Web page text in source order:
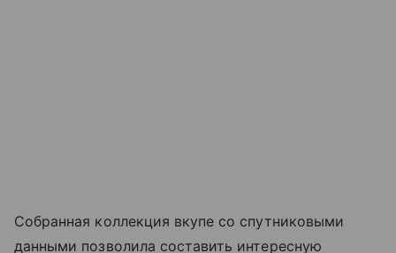
Собранная коллекция вкупе со спутниковыми
данными позволила составить интересную